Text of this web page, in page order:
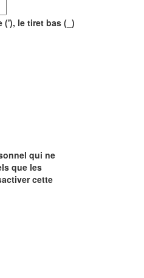
le tiret bas (_)
qui ne
que les
cette